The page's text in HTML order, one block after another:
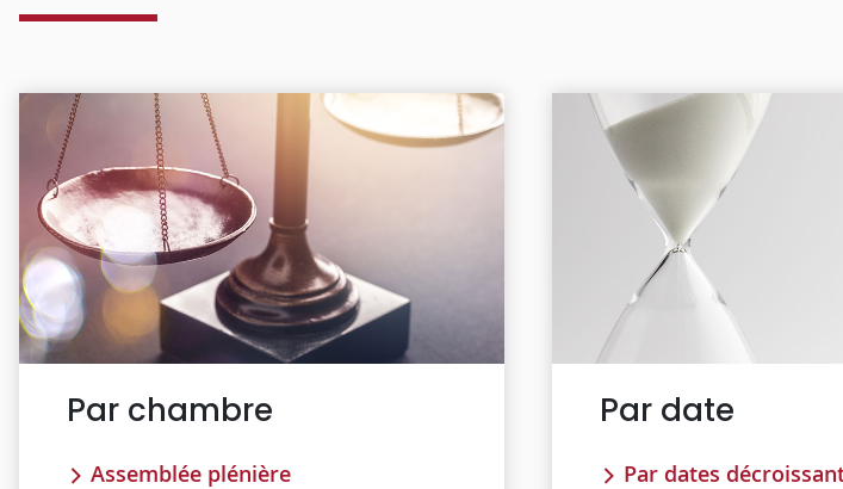
Par chambre
Assemblée plénière
Par date
Par dates